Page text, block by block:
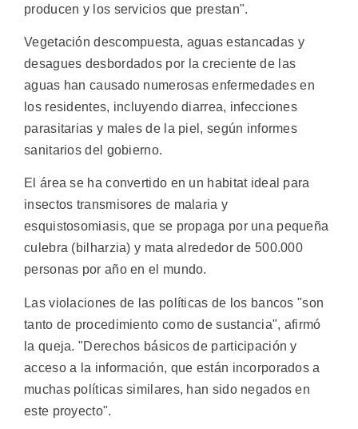
producen y los servicios que prestan".
Vegetación descompuesta, aguas estancadas y
desagues desbordados por la creciente de las
aguas han causado numerosas enfermedades en
los residentes, incluyendo diarrea, infecciones
parasitarias y males de la piel, según informes
sanitarios del gobierno.
El área se ha convertido en un habitat ideal para
insectos transmisores de malaria y
esquistosomiasis, que se propaga por una pequeña
culebra (bilharzia) y mata alrededor de 500.000
personas por año en el mundo.
Las violaciones de las políticas de los bancos "son
tanto de procedimiento como de sustancia", afirmó
la queja. "Derechos básicos de participación y
acceso a la información, que están incorporados a
muchas políticas similares, han sido negados en
este proyecto".